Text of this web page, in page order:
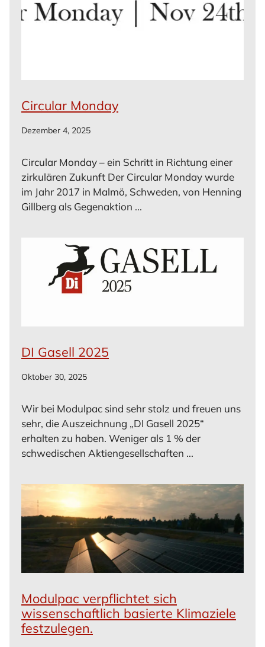
Circular Monday
Dezember 4, 2025
Circular Monday – ein Schritt in Richtung einer
zirkulären Zukunft Der Circular Monday wurde
im Jahr 2017 in Malmö, Schweden, von Henning
Gillberg als Gegenaktion ...
DI Gasell 2025
Oktober 30, 2025
Wir bei Modulpac sind sehr stolz und freuen uns
sehr, die Auszeichnung „DI Gasell 2025“
erhalten zu haben. Weniger als 1 % der
schwedischen Aktiengesellschaften ...
Modulpac verpflichtet sich
wissenschaftlich basierte Klimaziele
festzulegen.